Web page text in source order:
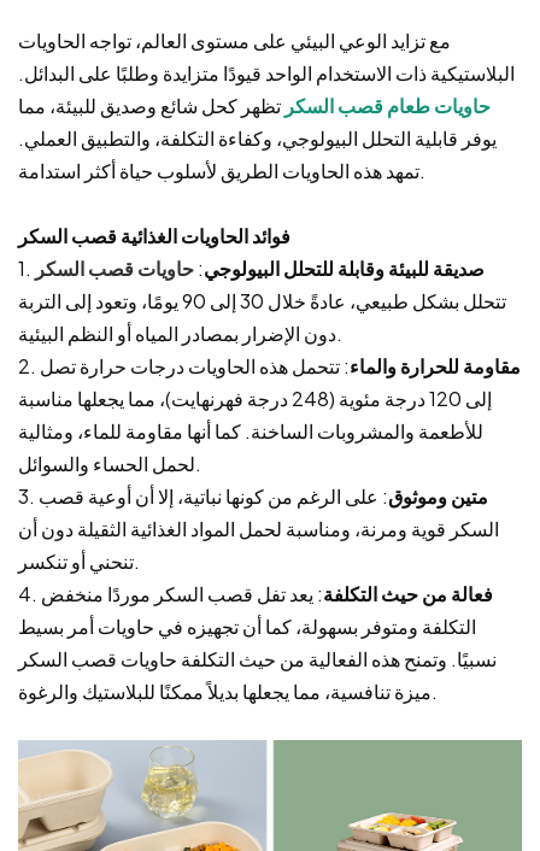
مع تزايد الوعي البيئي على مستوى العالم، تواجه الحاويات
البلاستيكية ذات الاستخدام الواحد قيودًا متزايدة وطلبًا على البدائل.
حاويات طعام قصب السكر تظهر كحل شائع وصديق للبيئة، مما
يوفر قابلية التحلل البيولوجي، وكفاءة التكلفة، والتطبيق العملي.
تمهد هذه الحاويات الطريق لأسلوب حياة أكثر استدامة.
فوائد الحاويات الغذائية قصب السكر
1.
صديقة للبيئة وقابلة للتحلل البيولوجي:حاويات قصب السكر
تتحلل بشكل طبيعي، عادةً خلال 30 إلى 90 يومًا، وتعود إلى التربة
دون الإضرار بمصادر المياه أو النظم البيئية.
2.
مقاومة للحرارة والماء: تتحمل هذه الحاويات درجات حرارة تصل
إلى 120 درجة مئوية (248 درجة فهرنهايت)، مما يجعلها مناسبة
للأطعمة والمشروبات الساخنة. كما أنها مقاومة للماء، ومثالية
لحمل الحساء والسوائل.
3.
متين وموثوق: على الرغم من كونها نباتية، إلا أن أوعية قصب
السكر قوية ومرنة، ومناسبة لحمل المواد الغذائية الثقيلة دون أن
تنحني أو تنكسر.
4.
فعالة من حيث التكلفة: يعد تفل قصب السكر موردًا منخفض
التكلفة ومتوفر بسهولة، كما أن تجهيزه في حاويات أمر بسيط
نسبيًا. وتمنح هذه الفعالية من حيث التكلفة حاويات قصب السكر
ميزة تنافسية، مما يجعلها بديلاً ممكنًا للبلاستيك والرغوة.